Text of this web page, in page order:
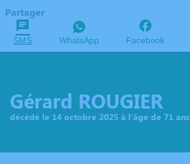
Partager
SMS WhatsApp Facebook
Gérard ROUGIER
décédé le 14 octobre 2025 à l'âge de 71 ans